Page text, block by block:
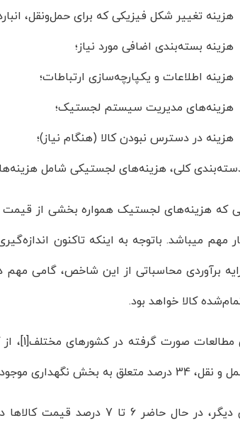
هزینه تغییر شکل فیزیکی که برای حمل‌ونقل،
هزینه بسته‌بندی اضافی مورد نیاز؛
هزینه اطلاعات و یکپارچه‌سازی ارتباطات؛
هزینه‌های مدیریت سیستم لجستیک؛
هزینه در دسترس نبودن کالا (هنگام نیاز)؛
کلی، هزینه‌های لجستیکی شامل
که هزینه­‌های لجستیک همواره بخشی از
مهم می­باشد. باتوجه به اینکه تاکنون
برآوردی محاسباتی از این شاخص، گامی مهم
کالا خواهد بود.
و انبارداری و 4 درصد مربوط به مدیریت و کنترل لجستیک است.
از سویی دیگر، در حال